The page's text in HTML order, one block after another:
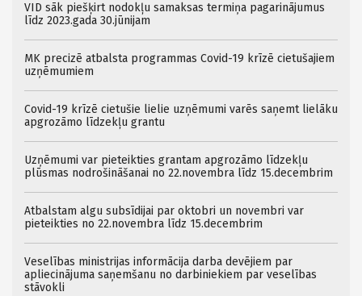
VID sāk piešķirt nodokļu samaksas termiņa pagarinājumus
līdz 2023.gada 30.jūnijam
MK precizē atbalsta programmas Covid-19 krīzē cietušajiem
uzņēmumiem
Covid-19 krīzē cietušie lielie uzņēmumi varēs saņemt lielāku
apgrozāmo līdzekļu grantu
Uzņēmumi var pieteikties grantam apgrozāmo līdzekļu
plūsmas nodrošināšanai no 22.novembra līdz 15.decembrim
Atbalstam algu subsīdijai par oktobri un novembri var
pieteikties no 22.novembra līdz 15.decembrim
Veselības ministrijas informācija darba devējiem par
apliecinājuma saņemšanu no darbiniekiem par veselības
stāvokli